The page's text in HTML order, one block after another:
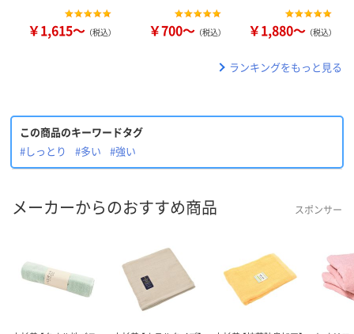
￥1,615～ （税込） ￥700～ （税込） ￥1,880～ （税込）
ランキングをもっと見る
この商品のキーワードタグ
#しっとり
#多い #強い
メーカーからのおすすめ商品 スポンサー